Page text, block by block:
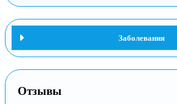
Заболевания
Отзывы